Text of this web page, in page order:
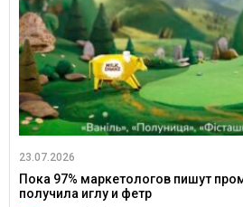
23.07.2026
Пока 97% маркетологов пишут
получила иглу и фетр